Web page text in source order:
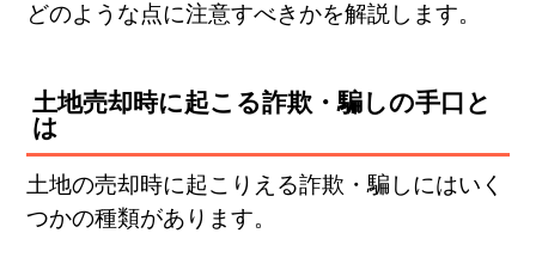
どのような点に注意すべきかを解説します。
土地売却時に起こる詐欺・騙しの手口と
は
土地の売却時に起こりえる詐欺・騙しにはいく
つかの種類があります。